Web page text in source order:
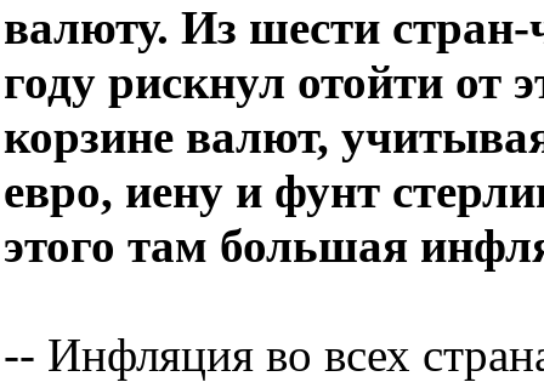
валюту. Из шести
году рискнул отойти от
корзине валют,
евро, иену и фунт
этого там большая
-- Инфляция во всех